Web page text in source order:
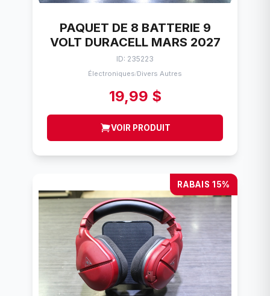
PAQUET DE 8 BATTERIE 9
VOLT DURACELL MARS 2027
ID: 235223
Électroniques/Divers Autres
19,99 $
VOIR PRODUIT
RABAIS 15%